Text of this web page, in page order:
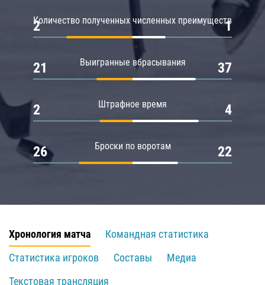
Количество полученных численных преимуществ
2 1
Выигранные вбрасывания
21 37
Штрафное время
2 4
Броски по воротам
26 22
Хронология матча
Командная статистика
Статистика игроков
Составы
Медиа
Текстовая трансляция